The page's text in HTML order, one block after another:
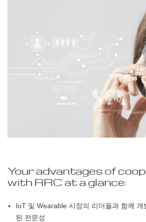
Your advantages of
with RRC at a glance:
IoT 및 Wearable 시장의 리더들과 함께 개
된 전문성